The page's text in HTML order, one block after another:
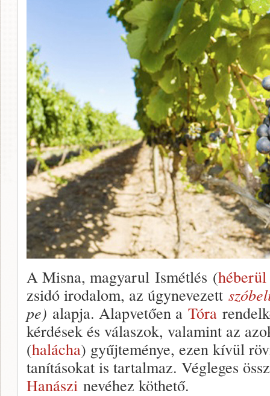
A Misna, magyarul Ismétlés (héberül
zsidó irodalom, az úgynevezett
pe) alapja. Alapvetően a Tóra
kérdések és válaszok, valamint az
(halácha) gyűjteménye, ezen kívül
tanításokat is tartalmaz. Végleges
Hanászi nevéhez köthető.